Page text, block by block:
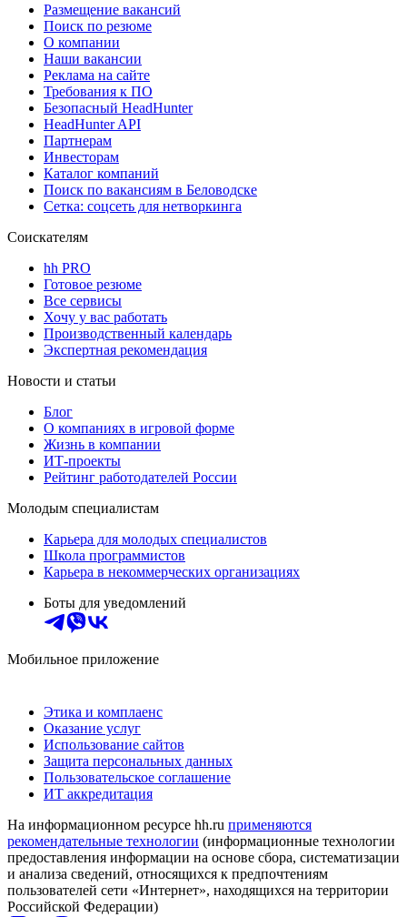
Размещение вакансий
Поиск по резюме
О компании
Наши вакансии
Реклама на сайте
Требования к ПО
Безопасный HeadHunter
HeadHunter API
Партнерам
Инвесторам
Каталог компаний
Поиск по вакансиям в Беловодске
Сетка: соцсеть для нетворкинга
Соискателям
hh PRO
Готовое резюме
Все сервисы
Хочу у вас работать
Производственный календарь
Экспертная рекомендация
Новости и статьи
Блог
О компаниях в игровой форме
Жизнь в компании
ИТ-проекты
Рейтинг работодателей России
Молодым специалистам
Карьера для молодых специалистов
Школа программистов
Карьера в некоммерческих организациях
Боты для уведомлений
Мобильное приложение
Этика и комплаенс
Оказание услуг
Использование сайтов
Защита персональных данных
Пользовательское соглашение
ИТ аккредитация
На информационном ресурсе hh.ru применяются
рекомендательные технологии (информационные технологии
предоставления информации на основе сбора, систематизации
и анализа сведений, относящихся к предпочтениям
пользователей сети «Интернет», находящихся на территории
Российской Федерации)